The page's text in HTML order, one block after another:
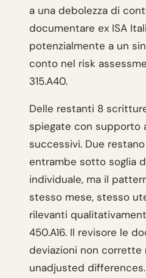
a una debolezza di
documentare ex ISA
potenzialmente a un
conto nel risk
315.A40.
Delle restanti 8
spiegate con supporto
successivi. Due
entrambe sotto soglia
individuale, ma il
stesso mese, stesso
rilevanti
450.A16. Il revisore le
deviazioni non corrette
unadjusted differences.